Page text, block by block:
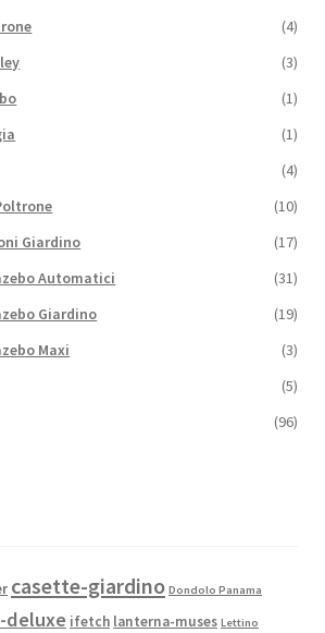
(4)
(3)
(1)
(1)
(4)
(10)
Giardino
(17)
Automatici
(31)
Giardino
(19)
Maxi
(3)
(5)
(96)
casette-giardino Dondolo Panama
deluxe ifetch lanterna-muses Lettino